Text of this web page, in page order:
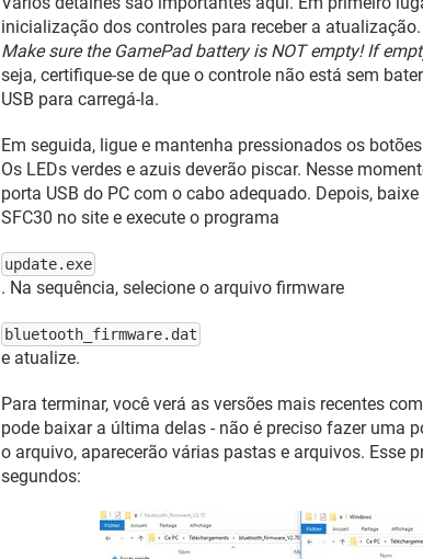
inicialização dos controles para receber a
Make sure the GamePad battery is NOT empty! If
seja, certifique-se de que o controle não está sem
USB para carregá-la.
Em seguida, ligue e mantenha pressionados os botões
Os LEDs verdes e azuis deverão piscar. Nesse
porta USB do PC com o cabo adequado. Depois,
SFC30 no site e execute o programa
update.exe
. Na sequência, selecione o arquivo firmware
bluetooth_firmware.dat
e atualize.
Para terminar, você verá as versões mais recentes
pode baixar a última delas - não é preciso fazer uma
o arquivo, aparecerão várias pastas e arquivos. Esse
segundos: